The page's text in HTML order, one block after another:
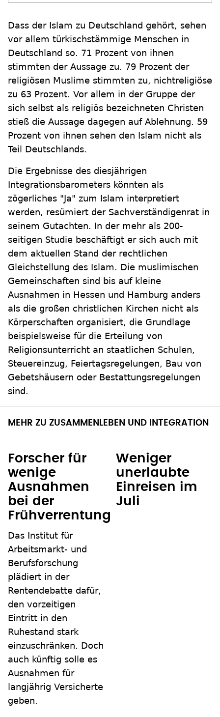
Dass der Islam zu Deutschland gehört, sehen
vor allem türkischstämmige Menschen in
Deutschland so. 71 Prozent von ihnen
stimmten der Aussage zu. 79 Prozent der
religiösen Muslime stimmten zu, nichtreligiöse
zu 63 Prozent. Vor allem in der Gruppe der
sich selbst als religiös bezeichneten Christen
stieß die Aussage dagegen auf Ablehnung. 59
Prozent von ihnen sehen den Islam nicht als
Teil Deutschlands.
Die Ergebnisse des diesjährigen
Integrationsbarometers könnten als
zögerliches "Ja" zum Islam interpretiert
werden, resümiert der Sachverständigenrat in
seinem Gutachten. In der mehr als 200-
seitigen Studie beschäftigt er sich auch mit
dem aktuellen Stand der rechtlichen
Gleichstellung des Islam. Die muslimischen
Gemeinschaften sind bis auf kleine
Ausnahmen in Hessen und Hamburg anders
als die großen christlichen Kirchen nicht als
Körperschaften organisiert, die Grundlage
beispielsweise für die Erteilung von
Religionsunterricht an staatlichen Schulen,
Steuereinzug, Feiertagsregelungen, Bau von
Gebetshäusern oder Bestattungsregelungen
sind.
MEHR ZU ZUSAMMENLEBEN UND INTEGRATION
Forscher für
wenige
Ausnahmen
bei der
Frühverrentung
Das Institut für
Arbeitsmarkt- und
Berufsforschung
plädiert in der
Rentendebatte dafür,
den vorzeitigen
Eintritt in den
Ruhestand stark
einzuschränken. Doch
auch künftig solle es
Ausnahmen für
langjährig Versicherte
geben.
Weniger
unerlaubte
Einreisen im
Juli